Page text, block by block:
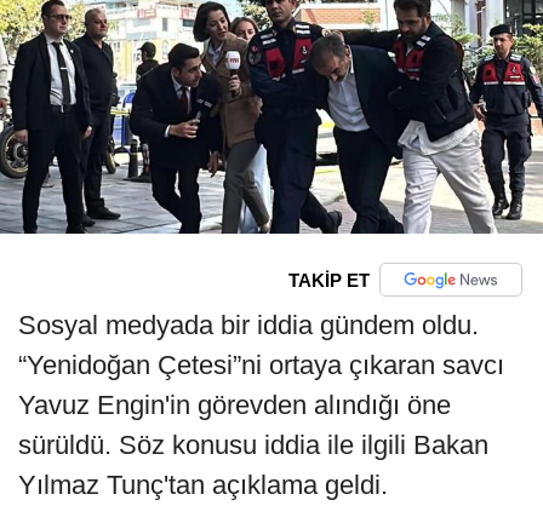
TAKİP ET
Sosyal medyada bir iddia gündem oldu.
“Yenidoğan Çetesi”ni ortaya çıkaran savcı
Yavuz Engin'in görevden alındığı öne
sürüldü. Söz konusu iddia ile ilgili Bakan
Yılmaz Tunç'tan açıklama geldi.